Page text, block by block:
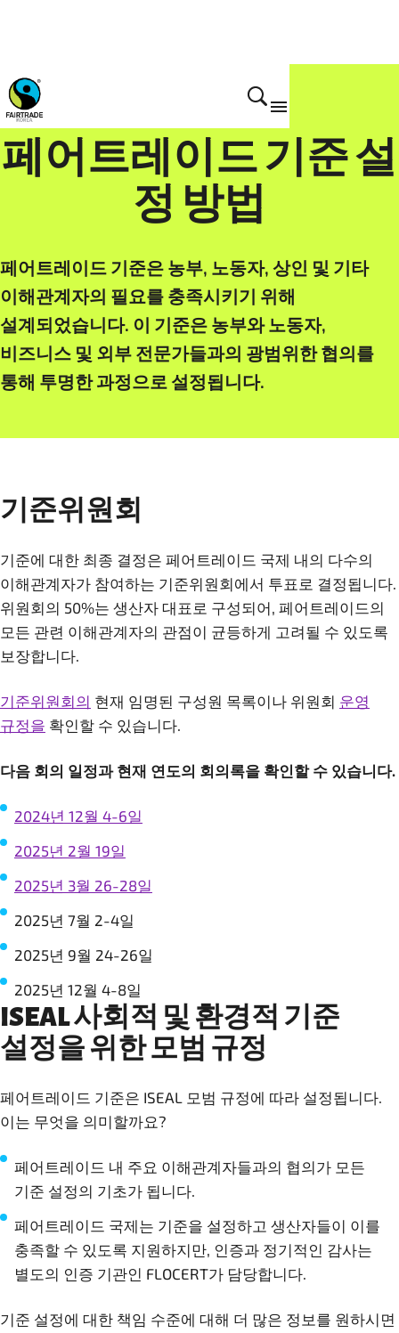
페어트레이드의 기준
페어트레이드 기준 설
정 방법
페어트레이드 기준은 농부, 노동자, 상인 및 기타
이해관계자의 필요를 충족시키기 위해
설계되었습니다. 이 기준은 농부와 노동자,
비즈니스 및 외부 전문가들과의 광범위한 협의를
통해 투명한 과정으로 설정됩니다.
기준위원회
기준에 대한 최종 결정은 페어트레이드 국제 내의 다수의
이해관계자가 참여하는 기준위원회에서 투표로 결정됩니다.
위원회의 50%는 생산자 대표로 구성되어, 페어트레이드의
모든 관련 이해관계자의 관점이 균등하게 고려될 수 있도록
보장합니다.
기준위원회의 현재 임명된 구성원 목록이나 위원회 운영
규정을 확인할 수 있습니다.
다음 회의 일정과 현재 연도의 회의록을 확인할 수 있습니다.
2024년 12월 4-6일
2025년 2월 19일
2025년 3월 26-28일
2025년 7월 2-4일
2025년 9월 24-26일
2025년 12월 4-8일
ISEAL 사회적 및 환경적 기준
설정을 위한 모범 규정
페어트레이드 기준은 ISEAL 모범 규정에 따라 설정됩니다.
이는 무엇을 의미할까요?
페어트레이드 내 주요 이해관계자들과의 협의가 모든
기준 설정의 기초가 됩니다.
페어트레이드 국제는 기준을 설정하고 생산자들이 이를
충족할 수 있도록 지원하지만, 인증과 정기적인 감사는
별도의 인증 기관인 FLOCERT가 담당합니다.
기준 설정에 대한 책임 수준에 대해 더 많은 정보를 원하시면